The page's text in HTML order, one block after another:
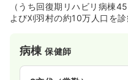
（うち回復期リハビリ病棟
よび刈羽村の約10万人口を
病棟保健師